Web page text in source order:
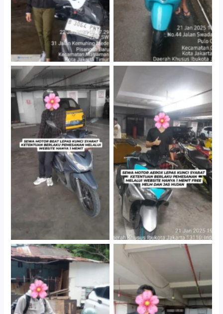
Cityplaza Jatinegara
Gedung Parkir P6A
Cityplaza Jatinegara
Gedung Parkir P6A